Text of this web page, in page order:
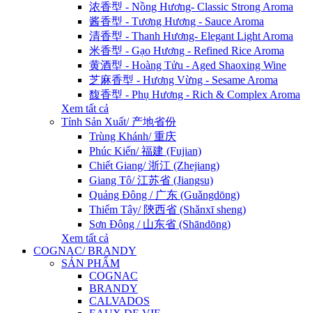
浓香型 - Nồng Hương- Classic Strong Aroma
酱香型 - Tương Hương - Sauce Aroma
清香型 - Thanh Hương- Elegant Light Aroma
米香型 - Gạo Hương - Refined Rice Aroma
黄酒型 - Hoàng Tửu - Aged Shaoxing Wine
芝麻香型 - Hương Vừng - Sesame Aroma
馥香型 - Phụ Hương - Rich & Complex Aroma
Xem tất cả
Tỉnh Sản Xuất/ 产地省份
Trùng Khánh/ 重庆
Phúc Kiến/ 福建 (Fujian)
Chiết Giang/ 浙江 (Zhejiang)
Giang Tô/ 江苏省 (Jiangsu)
Quảng Đông / 广东 (Guǎngdōng)
Thiểm Tây/ 陝西省 (Shǎnxī sheng)
Sơn Đông / 山东省 (Shāndōng)
Xem tất cả
COGNAC/ BRANDY
SẢN PHẨM
COGNAC
BRANDY
CALVADOS